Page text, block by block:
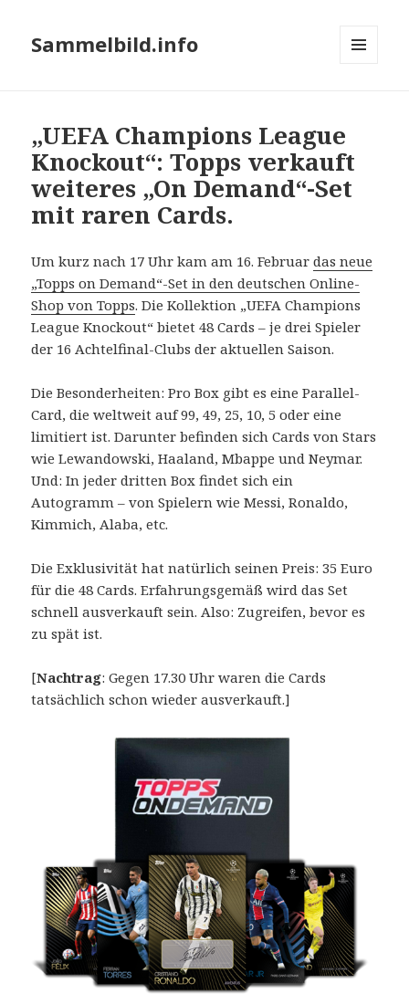
Sammelbild.info
„UEFA Champions League
Knockout“: Topps verkauft
weiteres „On Demand“-Set
mit raren Cards.
Um kurz nach 17 Uhr kam am 16. Februardas neue
„Topps on Demand“-Set in den deutschen Online-
Shop von Topps. Die Kollektion „UEFA Champions
League Knockout“ bietet 48 Cards – je drei Spieler
der 16 Achtelfinal-Clubs der aktuellen Saison.
Die Besonderheiten: Pro Box gibt es eine Parallel-
Card, die weltweit auf 99, 49, 25, 10, 5 oder eine
limitiert ist. Darunter befinden sich Cards von Stars
wie Lewandowski, Haaland, Mbappe und Neymar.
Und: In jeder dritten Box findet sich ein
Autogramm – von Spielern wie Messi, Ronaldo,
Kimmich, Alaba, etc.
Die Exklusivität hat natürlich seinen Preis: 35 Euro
für die 48 Cards. Erfahrungsgemäß wird das Set
schnell ausverkauft sein. Also: Zugreifen, bevor es
zu spät ist.
[Nachtrag: Gegen 17.30 Uhr waren die Cards
tatsächlich schon wieder ausverkauft.]